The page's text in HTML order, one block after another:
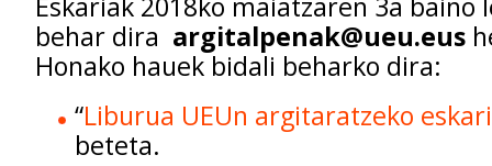
behar dira argitalpenak@ueu.eus
Honako hauek bidali beharko dira:
“Liburua UEUn argitaratzeko
beteta.